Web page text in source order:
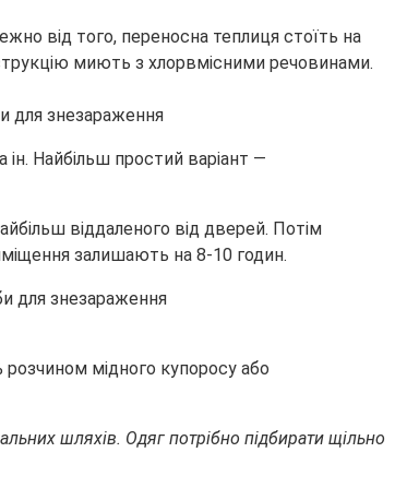
від того, переносна теплиця стоїть на
миють з хлорвмісними речовинами.
Найбільш простий варіант —
віддаленого від дверей. Потім
залишають на 8-10 годин.
мідного купоросу або
шляхів. Одяг потрібно підбирати щільно